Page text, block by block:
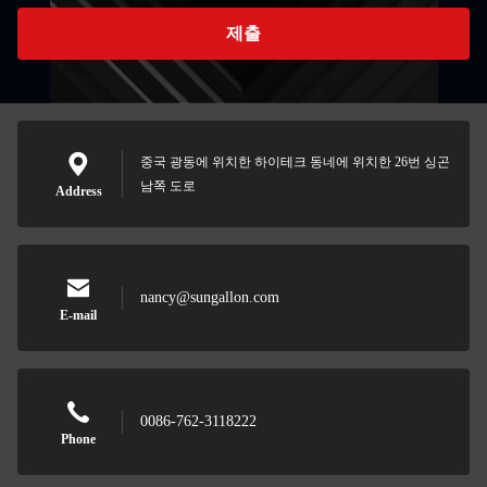
제출
Address
중국 광동에 위치한 하이테크 동네에 위치한 26번 싱곤
남쪽 도로
E-mail
nancy@sungallon.com
Phone
0086-762-3118222